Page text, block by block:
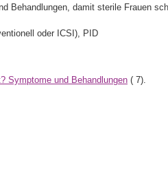
Behandlungen, damit sterile Frauen
oder ICSI), PID
Symptome und Behandlungen ( 7).